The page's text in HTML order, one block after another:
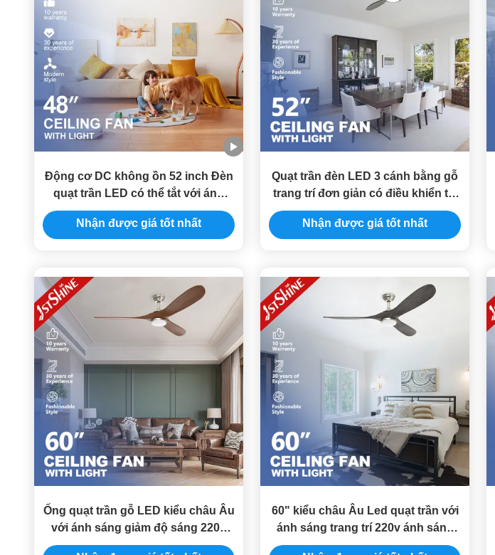
Động cơ DC không ồn 52 inch Đèn
quạt trần LED có thể tắt với ánh
sáng có thể thay đổi 3 màu
Nhận được giá tốt nhất
Quạt trần đèn LED 3 cánh bằng gỗ
trang trí đơn giản có điều khiển từ
xa
Nhận được giá tốt nhất
Ống quạt trần gỗ LED kiểu châu Âu
với ánh sáng giảm độ sáng 220v
Cho trang trí
60" kiểu châu Âu Led quạt trần với
ánh sáng trang trí 220v ánh sáng
tắt